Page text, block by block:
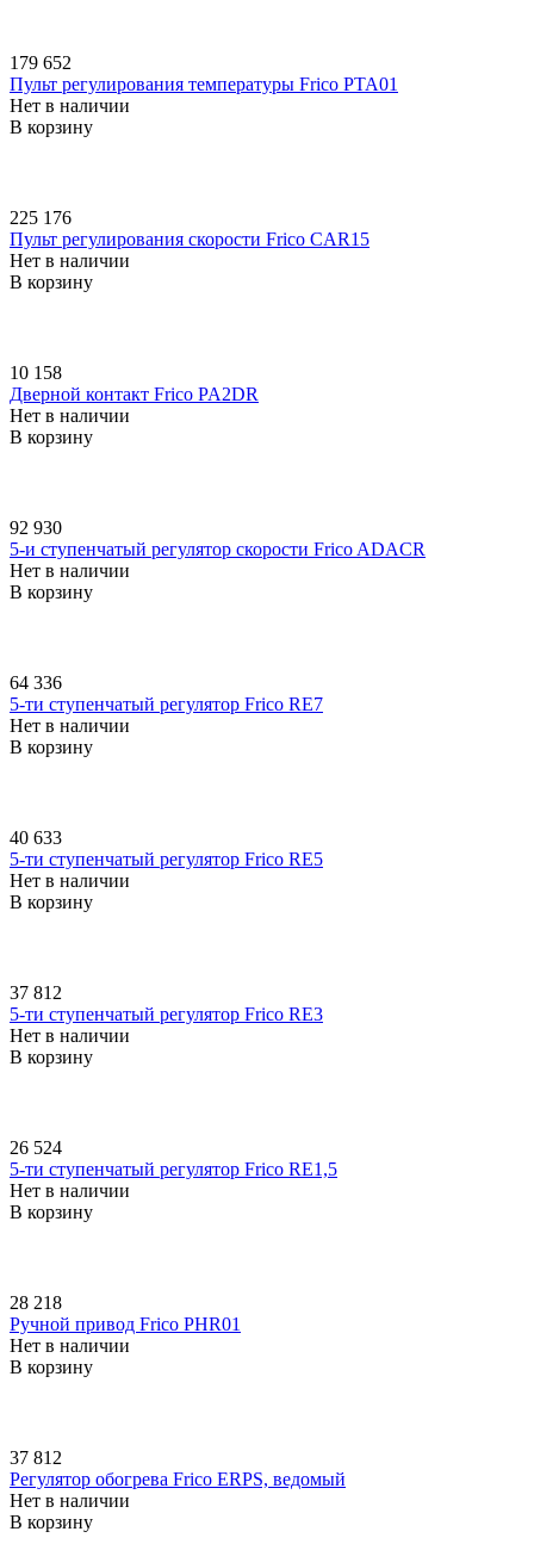
179 652
Пульт регулирования температуры Frico PTA01
Нет в наличии
В корзину
225 176
Пульт регулирования скорости Frico CAR15
Нет в наличии
В корзину
10 158
Дверной контакт Frico PA2DR
Нет в наличии
В корзину
92 930
5-и ступенчатый регулятор скорости Frico ADACR
Нет в наличии
В корзину
64 336
5-ти ступенчатый регулятор Frico RE7
Нет в наличии
В корзину
40 633
5-ти ступенчатый регулятор Frico RE5
Нет в наличии
В корзину
37 812
5-ти ступенчатый регулятор Frico RE3
Нет в наличии
В корзину
26 524
5-ти ступенчатый регулятор Frico RE1,5
Нет в наличии
В корзину
28 218
Ручной привод Frico PHR01
Нет в наличии
В корзину
37 812
Регулятор обогрева Frico ERPS, ведомый
Нет в наличии
В корзину